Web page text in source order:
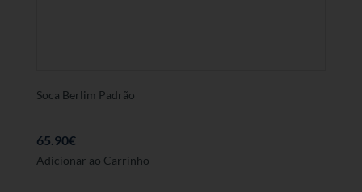
Soca Berlim Padrão
65.90€
Adicionar ao CarrinhoEste